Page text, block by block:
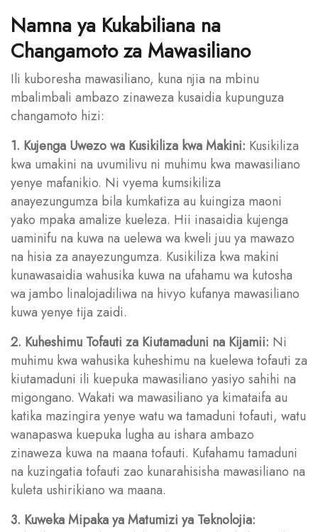
Namna ya Kukabiliana na
Changamoto za Mawasiliano
Ili kuboresha mawasiliano, kuna njia na mbinu
mbalimbali ambazo zinaweza kusaidia kupunguza
changamoto hizi:
1. Kujenga Uwezo wa Kusikiliza kwa Makini: Kusikiliza
kwa umakini na uvumilivu ni muhimu kwa mawasiliano
yenye mafanikio. Ni vyema kumsikiliza
anayezungumza bila kumkatiza au kuingiza maoni
yako mpaka amalize kueleza. Hii inasaidia kujenga
uaminifu na kuwa na uelewa wa kweli juu ya mawazo
na hisia za anayezungumza. Kusikiliza kwa makini
kunawasaidia wahusika kuwa na ufahamu wa kutosha
wa jambo linalojadiliwa na hivyo kufanya mawasiliano
kuwa yenye tija zaidi.
2. Kuheshimu Tofauti za Kiutamaduni na Kijamii: Ni
muhimu kwa wahusika kuheshimu na kuelewa tofauti za
kiutamaduni ili kuepuka mawasiliano yasiyo sahihi na
migongano. Wakati wa mawasiliano ya kimataifa au
katika mazingira yenye watu wa tamaduni tofauti, watu
wanapaswa kuepuka lugha au ishara ambazo
zinaweza kuwa na maana tofauti. Kufahamu tamaduni
na kuzingatia tofauti zao kunarahisisha mawasiliano na
kuleta ushirikiano wa maana.
3. Kuweka Mipaka ya Matumizi ya Teknolojia: